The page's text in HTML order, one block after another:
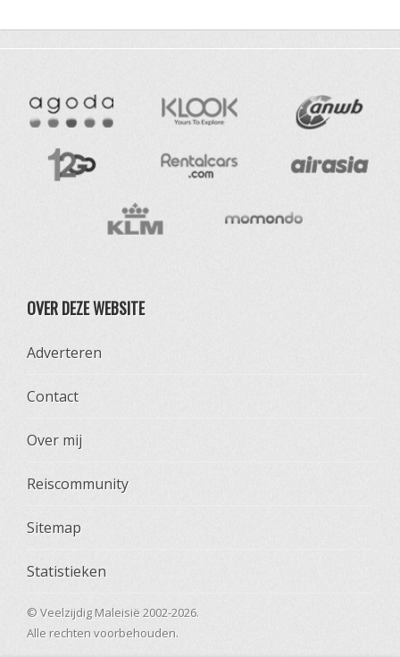
OVER DEZE WEBSITE
Adverteren
Contact
Over mij
Reiscommunity
Sitemap
Statistieken
© Veelzijdig Maleisië 2002-2026.
Alle rechten voorbehouden.